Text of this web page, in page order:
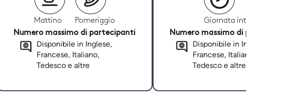
Mattino
Pomeriggio
Numero massimo di partecipanti
Disponibile in Inglese,
Francese, Italiano,
Tedesco e altre
Giornata intera
Numero massimo di partecipanti
Disponibile in Inglese,
Francese, Italiano,
Tedesco e altre